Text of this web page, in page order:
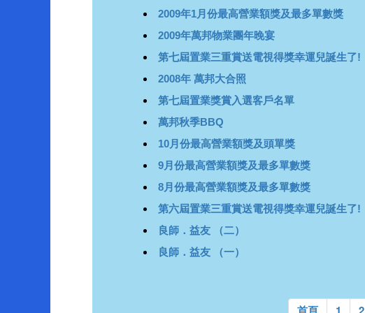
2009年1月份最高營業額獎及最多單數獎
2009年萬邦物業團年晚宴
第七屆置業三重賞送電視得獎幸運兒誕生了!
2008年 萬邦大合照
第七屆置業獎賞入選客戶名單
萬邦秋季BBQ
10月份最高營業額獎及頭單獎
9月份最高營業額獎及最多單數獎
8月份最高營業額獎及最多單數獎
第六屆置業三重賞送電視得獎幸運兒誕生了!
良師．益友 （二）
良師．益友 （一）